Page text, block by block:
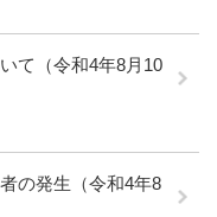
て（令和4年8月10
の発生（令和4年8